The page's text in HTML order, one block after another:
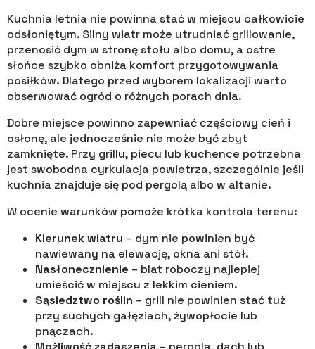
Kuchnia letnia nie powinna stać w miejscu całkowicie
odsłoniętym. Silny wiatr może utrudniać grillowanie,
przenosić dym w stronę stołu albo domu, a ostre
słońce szybko obniża komfort przygotowywania
posiłków. Dlatego przed wyborem lokalizacji warto
obserwować ogród o różnych porach dnia.
Dobre miejsce powinno zapewniać częściowy cień i
osłonę, ale jednocześnie nie może być zbyt
zamknięte. Przy grillu, piecu lub kuchence potrzebna
jest swobodna cyrkulacja powietrza, szczególnie jeśli
kuchnia znajduje się pod pergolą albo w altanie.
W ocenie warunków pomoże krótka kontrola terenu:
Kierunek wiatru – dym nie powinien być
nawiewany na elewację, okna ani stół.
Nasłonecznienie – blat roboczy najlepiej
umieścić w miejscu z lekkim cieniem.
Sąsiedztwo roślin – grill nie powinien stać tuż
przy suchych gałęziach, żywopłocie lub
pnączach.